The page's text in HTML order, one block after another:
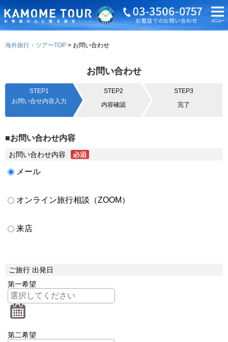
海外旅行・ツアーTOP お問い合わせ
お問い合わせ
STEP1
お問い合せ内容入力
STEP2
内容確認
STEP3
完了
■お問い合わせ内容
お問い合わせ内容
メール
オンライン旅行相談（ZOOM）
来店
ご旅行 出発日
第一希望
第二希望